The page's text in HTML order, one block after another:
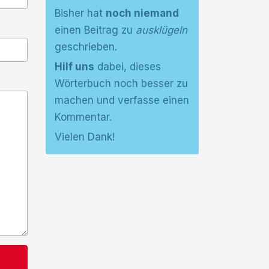
Bisher hat noch niemand
einen Beitrag zu ausklügeln
geschrieben.
Hilf uns dabei, dieses
Wörterbuch noch besser zu
machen und verfasse einen
Kommentar.
Vielen Dank!